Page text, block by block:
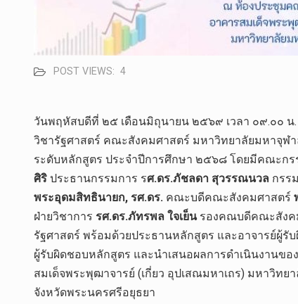
POST VIEWS: 4
วันพฤหัสบดีที่ ๒๕ เดือนมิถุนายน ๒๕๖๙ เวลา ๐๙.๐๐
วิชารัฐศาสตร์ คณะสังคมศาสตร์ มหาวิทยาลัยมหาจุฬ
ระดับหลักสูตร ประจำปีการศึกษา ๒๕๖๘ โดยมีคณะก
ศิริ ประธานกรรมการ รศ.ดร.ภัชลดา สุวรรณนวล กรร
พระอุดมสิทธินายก, รศ.ดร. คณะบดีคณะสังคมศาสตร์
ฝ่าย​วิชาการ​ รศ.ดร.ภัทร​พล​ ใจเย็น รองคณบดี​คณะ​สังค
รัฐศาสตร์ พร้อมด้วยประธานหลักสูตร และอาจารย์ผู้
ผู้รับผิดชอบหลักสูตร และนำเสนอผลการดำเนินงาน
สมเด็จพระพุฒาจารย์ (เกี่ยว อุปเสณมหาเถร) มหาวิท
จังหวัดพระนครศรีอยุธยา